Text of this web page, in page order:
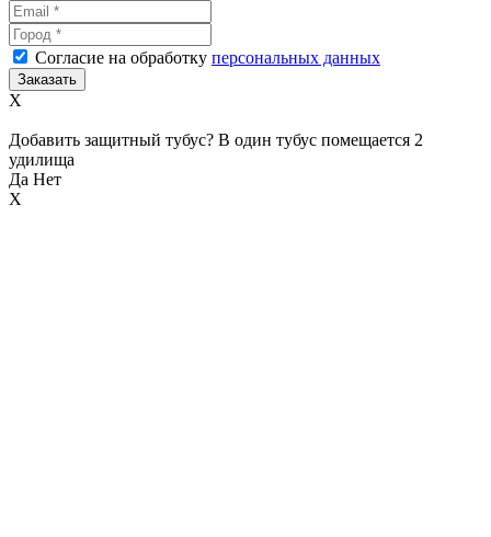
Согласие на обработку персональных данных
X
Добавить защитный тубус? В один тубус помещается 2
удилища
Да Нет
X